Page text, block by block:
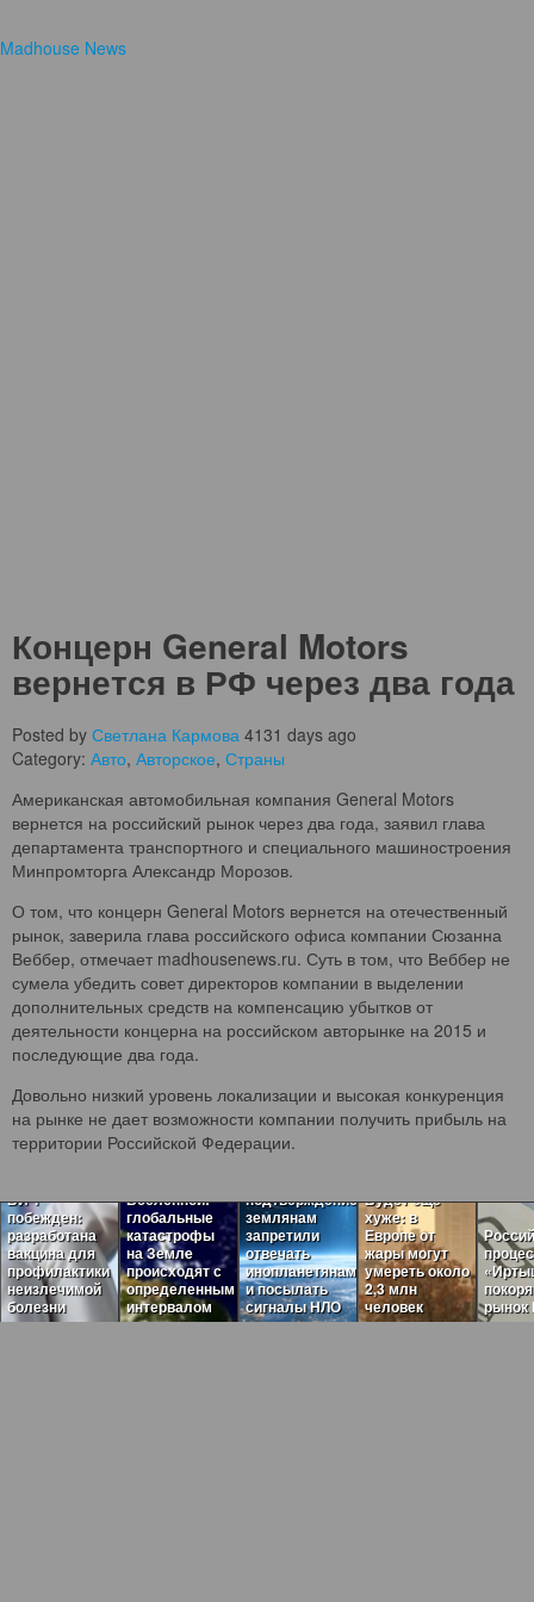
Madhouse News
Концерн General Motors
вернется в РФ через два года
Posted by Светлана Кармова 4131 days ago
Category: Авто, Авторское, Страны
Американская автомобильная компания General Motors
вернется на российский рынок через два года, заявил глава
департамента транспортного и специального машиностроения
Минпромторга Александр Морозов.
О том, что концерн General Motors вернется на отечественный
рынок, заверила глава российского офиса компании Сюзанна
Веббер, отмечает madhousenews.ru. Суть в том, что Веббер не
сумела убедить совет директоров компании в выделении
дополнительных средств на компенсацию убытков от
деятельности концерна на российском авторынке на 2015 и
последующие два года.
Довольно низкий уровень локализации и высокая конкуренция
на рынке не дает возможности компании получить прибыль на
территории Российской Федерации.
ВИЧ
побежден:
разработана
вакцина для
профилактики
неизлечимой
болезни
Вселенной:
глобальные
катастрофы
на Земле
происходят с
определенным
интервалом
Пугающая
теория
подтверждение:
землянам
запретили
отвечать
инопланетянам
и посылать
сигналы НЛО
Будет ещё
хуже: в
Европе от
жары могут
умереть около
2,3 млн
человек